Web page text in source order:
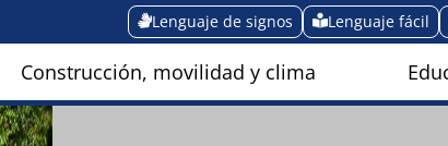
Lenguaje de signos Lenguaje fácil
Construcción, movilidad y clima